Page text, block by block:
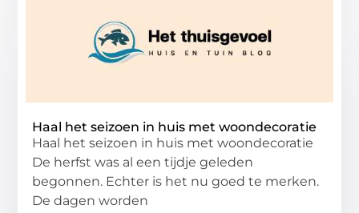
Haal het seizoen in huis met woondecoratie
Haal het seizoen in huis met woondecoratie
De herfst was al een tijdje geleden
begonnen. Echter is het nu goed te merken.
De dagen worden